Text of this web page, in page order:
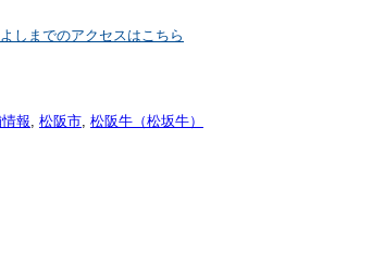
しまでのアクセスはこちら
報, 松阪市, 松阪牛（松坂牛）